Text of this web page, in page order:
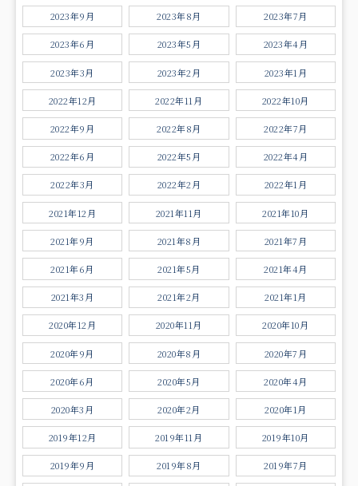
2023年9月 2023年8月 2023年7月
2023年6月 2023年5月 2023年4月
2023年3月 2023年2月 2023年1月
2022年12月 2022年11月 2022年10月
2022年9月 2022年8月 2022年7月
2022年6月 2022年5月 2022年4月
2022年3月 2022年2月 2022年1月
2021年12月 2021年11月 2021年10月
2021年9月 2021年8月 2021年7月
2021年6月 2021年5月 2021年4月
2021年3月 2021年2月 2021年1月
2020年12月 2020年11月 2020年10月
2020年9月 2020年8月 2020年7月
2020年6月 2020年5月 2020年4月
2020年3月 2020年2月 2020年1月
2019年12月 2019年11月 2019年10月
2019年9月 2019年8月 2019年7月